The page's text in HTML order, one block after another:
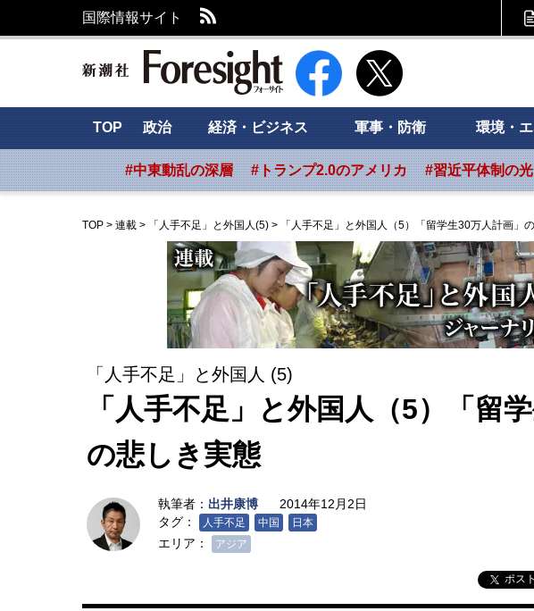
国際情報サイト
新潮社 Foresight フォーサイト
TOP 政治 経済・ビジネス 軍事・防衛 環境・
#中東動乱の深層 #トランプ2.0のアメリカ #習近平体制の
TOP > 連載 > 「人手不足」と外国人(5) > 「人手不足」と外国人（5）「留学生30万人計画」
「人手不足」と外国人 (5)
「人手不足」と外国人（5）「留
の悲しき実態
執筆者： 出井康博
2014年12月2日
タグ：
人手不足 中国 日本
エリア： アジア
ポスト